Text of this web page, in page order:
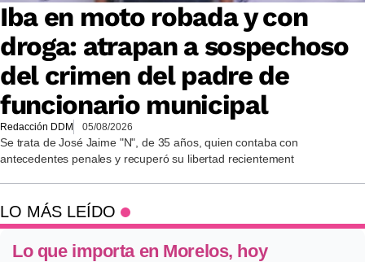
Iba en moto robada y con
droga: atrapan a sospechoso
del crimen del padre de
funcionario municipal
Redacción DDM 05/08/2026
Se trata de José Jaime "N", de 35 años, quien contaba con
antecedentes penales y recuperó su libertad recientement
LO MÁS LEÍDO
Lo que importa en Morelos, hoy